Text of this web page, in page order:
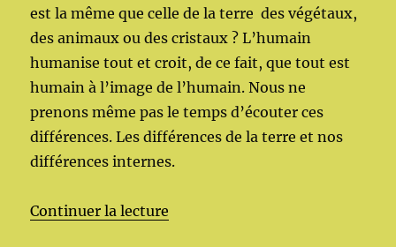
est la même que celle de la terre des végétaux,
des animaux ou des cristaux ? L’humain
humanise tout et croit, de ce fait, que tout est
humain à l’image de l’humain. Nous ne
prenons même pas le temps d’écouter ces
différences. Les différences de la terre et nos
différences internes.
Continuer la lecture